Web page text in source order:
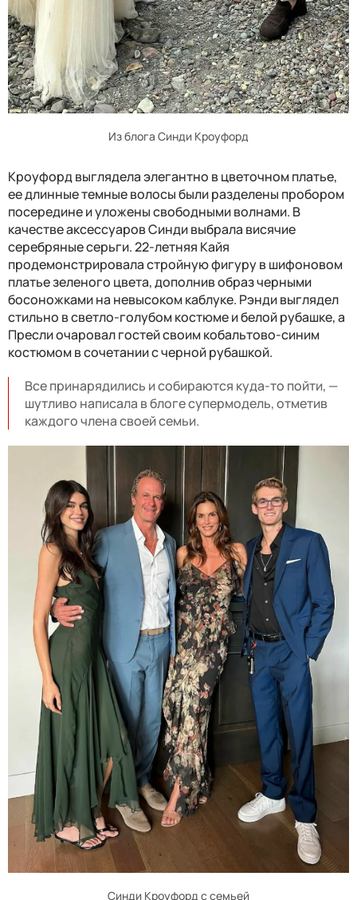
Из блога Синди Кроуфорд
Кроуфорд выглядела элегантно в цветочном платье,
ее длинные темные волосы были разделены пробором
посередине и уложены свободными волнами. В
качестве аксессуаров Синди выбрала висячие
серебряные серьги. 22-летняя Кайя
продемонстрировала стройную фигуру в шифоновом
платье зеленого цвета, дополнив образ черными
босоножками на невысоком каблуке. Рэнди выглядел
стильно в светло-голубом костюме и белой рубашке, а
Пресли очаровал гостей своим кобальтово-синим
костюмом в сочетании с черной рубашкой.
Все принарядились и собираются куда-то пойти, —
шутливо написала в блоге супермодель, отметив
каждого члена своей семьи.
Синди Кроуфорд с семьей